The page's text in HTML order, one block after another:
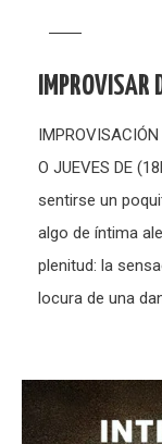
IMPROVISAR
O JUEVES DE
sentirse un
algo de íntima
plenitud: la
locura de una